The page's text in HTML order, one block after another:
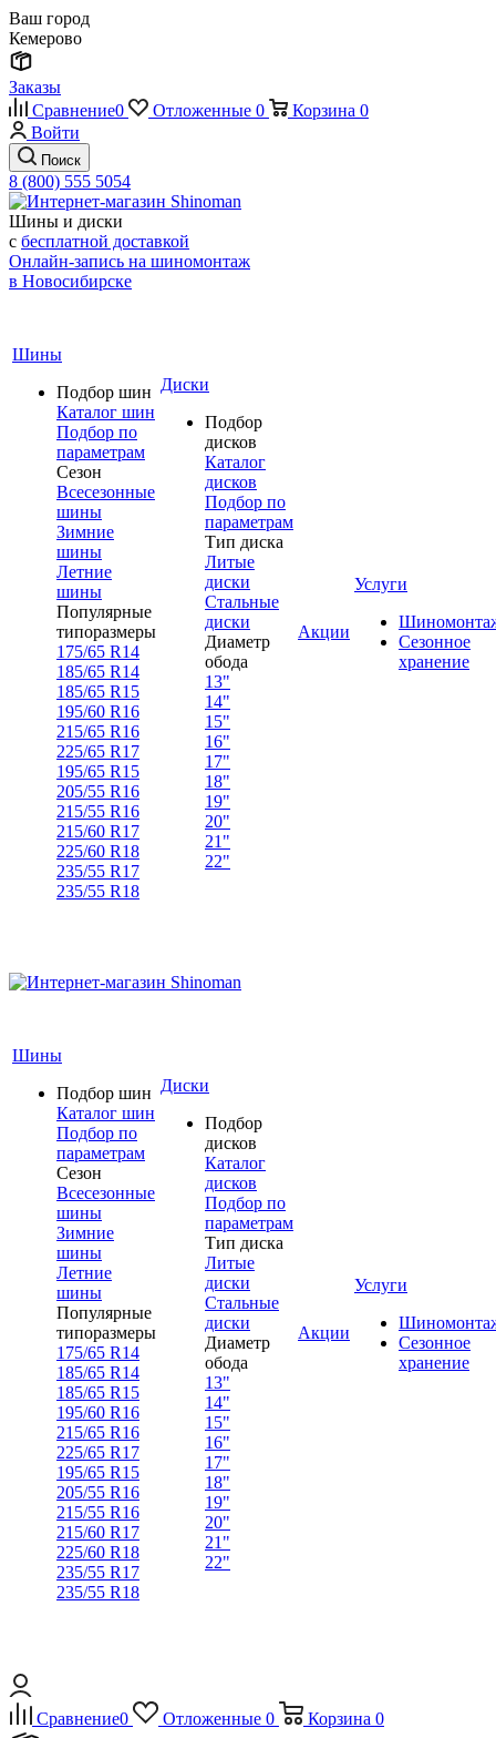
Ваш город
Кемерово
Заказы
Сравнение0 Отложенные 0 Корзина 0
Войти
Поиск
8 (800) 555 5054
Шины и диски
с бесплатной доставкой
Онлайн-запись на шиномонтаж
в Новосибирске
Шины
Подбор шин
Каталог шин
Подбор по
параметрам
Сезон
Всесезонные
шины
Зимние
шины
Летние
шины
Популярные
типоразмеры
175/65 R14
185/65 R14
185/65 R15
195/60 R16
215/65 R16
225/65 R17
195/65 R15
205/55 R16
215/55 R16
215/60 R17
225/60 R18
235/55 R17
235/55 R18
Диски
Подбор
дисков
Каталог
дисков
Подбор по
параметрам
Тип диска
Литые
диски
Стальные
диски
Диаметр
обода
13"
14"
15"
16"
17"
18"
19"
20"
21"
22"
Акции
Услуги
Сезонное
хранение
Шины
Подбор шин
Каталог шин
Подбор по
параметрам
Сезон
Всесезонные
шины
Зимние
шины
Летние
шины
Популярные
типоразмеры
175/65 R14
185/65 R14
185/65 R15
195/60 R16
215/65 R16
225/65 R17
195/65 R15
205/55 R16
215/55 R16
215/60 R17
225/60 R18
235/55 R17
235/55 R18
Диски
Подбор
дисков
Каталог
дисков
Подбор по
параметрам
Тип диска
Литые
диски
Стальные
диски
Диаметр
обода
13"
14"
15"
16"
17"
18"
19"
20"
21"
22"
Акции
Услуги
Сезонное
хранение
Сравнение0 Отложенные 0 Корзина 0